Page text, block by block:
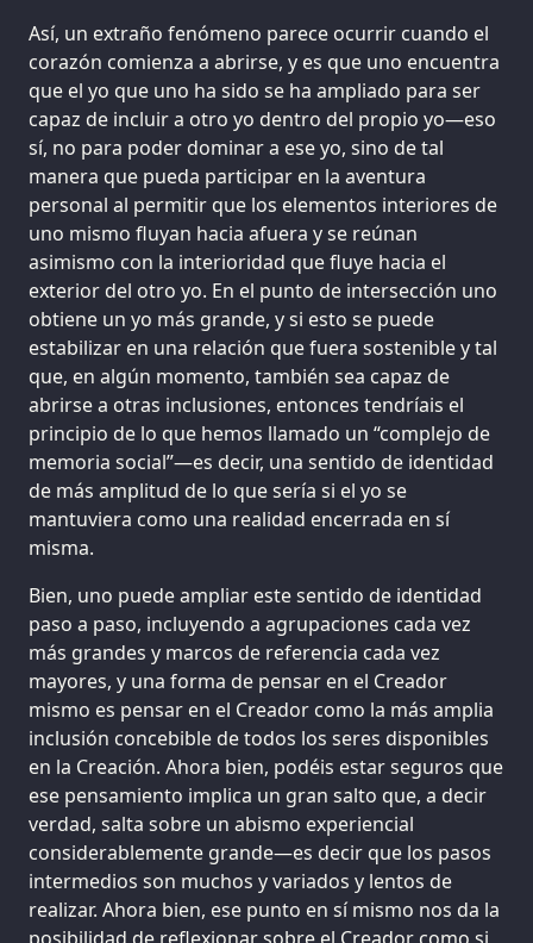
Así, un extraño fenómeno parece ocurrir cuando el
corazón comienza a abrirse, y es que uno encuentra
que el yo que uno ha sido se ha ampliado para ser
capaz de incluir a otro yo dentro del propio yo—eso
sí, no para poder dominar a ese yo, sino de tal
manera que pueda participar en la aventura
personal al permitir que los elementos interiores de
uno mismo fluyan hacia afuera y se reúnan
asimismo con la interioridad que fluye hacia el
exterior del otro yo. En el punto de intersección uno
obtiene un yo más grande, y si esto se puede
estabilizar en una relación que fuera sostenible y tal
que, en algún momento, también sea capaz de
abrirse a otras inclusiones, entonces tendríais el
principio de lo que hemos llamado un “complejo de
memoria social”—es decir, una sentido de identidad
de más amplitud de lo que sería si el yo se
mantuviera como una realidad encerrada en sí
misma.
Bien, uno puede ampliar este sentido de identidad
paso a paso, incluyendo a agrupaciones cada vez
más grandes y marcos de referencia cada vez
mayores, y una forma de pensar en el Creador
mismo es pensar en el Creador como la más amplia
inclusión concebible de todos los seres disponibles
en la Creación. Ahora bien, podéis estar seguros que
ese pensamiento implica un gran salto que, a decir
verdad, salta sobre un abismo experiencial
considerablemente grande—es decir que los pasos
intermedios son muchos y variados y lentos de
realizar. Ahora bien, ese punto en sí mismo nos da la